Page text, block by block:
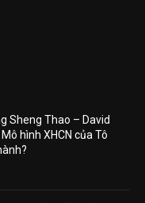
Sheng Thao – David
hình XHCN của Tô